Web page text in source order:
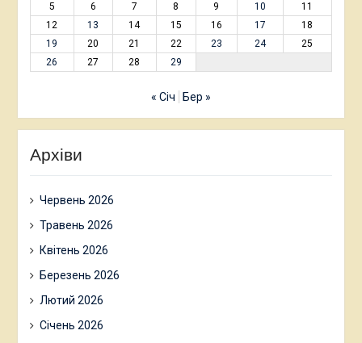
5
6 7 8 9 10
11
12
13 14 15 16 17
18
19
20 21 22 23 24
25
26
27 28 29
« Січ Бер »
Архіви
Червень 2026
Травень 2026
Квітень 2026
Березень 2026
Лютий 2026
Січень 2026